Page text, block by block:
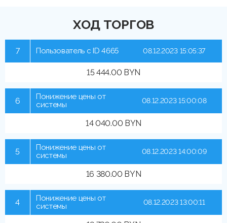
ХОД ТОРГОВ
7 Пользователь с ID 4665
15 444.00 BYN
08.12.2023 15:05:37
6
Понижение цены от
системы
14 040.00 BYN
08.12.2023 15:00:08
5
Понижение цены от
системы
16 380.00 BYN
08.12.2023 14:00:09
4
Понижение цены от
системы
08.12.2023 13:00:11